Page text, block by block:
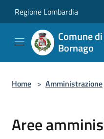
Regione Lombardia
Comune
Bornago
Home > Amministrazione
Aree